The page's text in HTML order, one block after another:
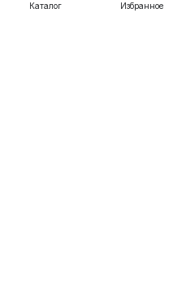
Каталог Избранное
Электродвигатели WEG